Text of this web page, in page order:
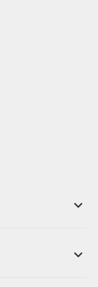
keyboard_arrow_down
keyboard_arrow_down